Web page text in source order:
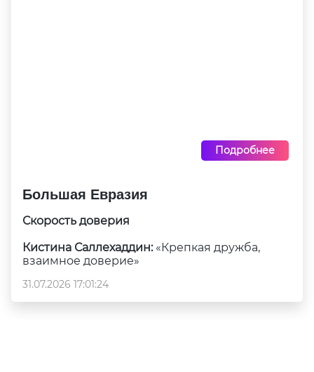
Подробнее
Большая Евразия
Скорость доверия
Кистина Саллехаддин:«Крепкая дружба,
взаимное доверие»
31.07.2026 17:01:24